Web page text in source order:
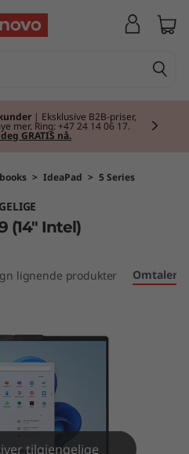
| Eksklusive B2B-priser,
mer. Ring: +47 24 14 06 17.
GRATIS nå.
> IdeaPad > 5 Series
(14" Intel)
lignende produkter Omtaler
tilgjengelige